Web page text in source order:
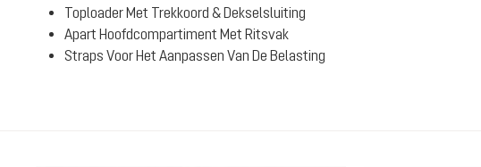
Toploader Met Trekkoord & Dekselsluiting
Apart Hoofdcompartiment Met Ritsvak
Straps Voor Het Aanpassen Van De Belasting